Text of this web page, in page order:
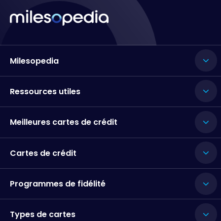
Milesopedia
Ressources utiles
Meilleures cartes de crédit
Cartes de crédit
Programmes de fidélité
Types de cartes